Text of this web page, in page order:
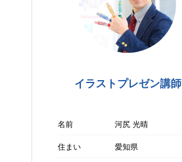
イラストプレゼン講師
名前
河尻 光晴
住まい
愛知県